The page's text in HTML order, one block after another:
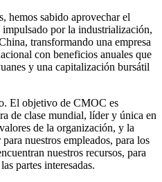
hemos sabido aprovechar el
por la industrialización,
transformando una empresa
con beneficios anuales que
y una capitalización bursátil
El objetivo de CMOC es
de clase mundial, líder y única en
de la organización, y la
nuestros empleados, para los
nuestros recursos, para
partes interesadas.